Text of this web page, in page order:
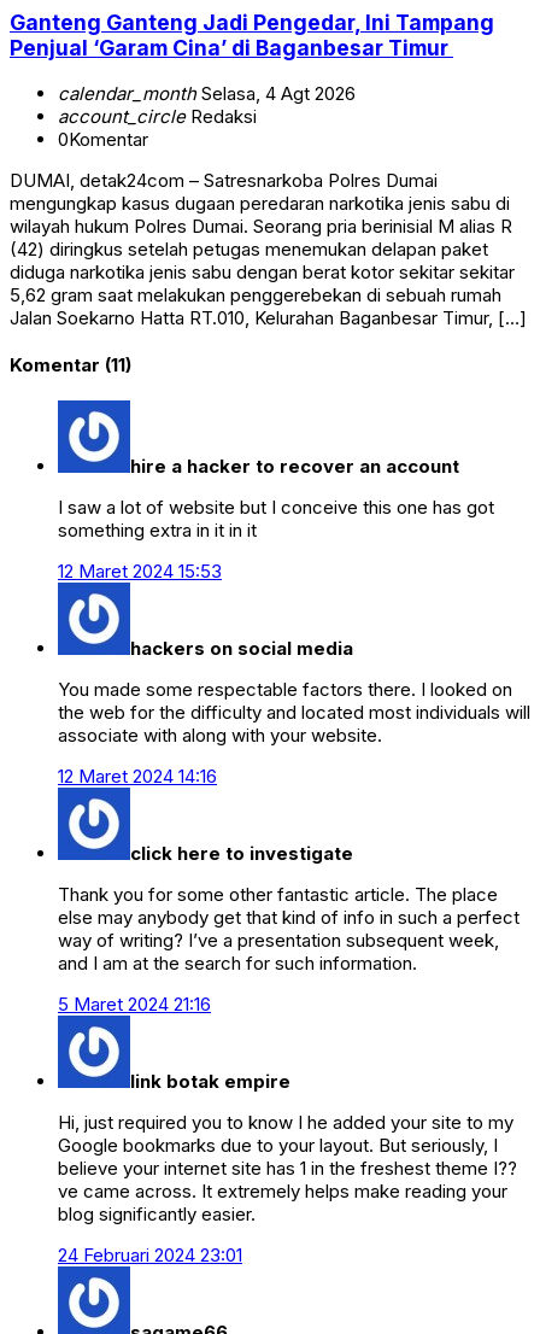
Ganteng Ganteng Jadi Pengedar, Ini Tampang
Penjual ‘Garam Cina’ di Baganbesar Timur
calendar_monthSelasa, 4 Agt 2026
account_circleRedaksi
0Komentar
DUMAI, detak24com – Satresnarkoba Polres Dumai
mengungkap kasus dugaan peredaran narkotika jenis sabu di
wilayah hukum Polres Dumai. Seorang pria berinisial M alias R
(42) diringkus setelah petugas menemukan delapan paket
diduga narkotika jenis sabu dengan berat kotor sekitar sekitar
5,62 gram saat melakukan penggerebekan di sebuah rumah
Jalan Soekarno Hatta RT.010, Kelurahan Baganbesar Timur, […]
Komentar (11)
hire a hacker to recover an account
I saw a lot of website but I conceive this one has got
something extra in it in it
12 Maret 2024 15:53
hackers on social media
You made some respectable factors there. I looked on
the web for the difficulty and located most individuals will
associate with along with your website.
12 Maret 2024 14:16
click here to investigate
Thank you for some other fantastic article. The place
else may anybody get that kind of info in such a perfect
way of writing? I’ve a presentation subsequent week,
and I am at the search for such information.
5 Maret 2024 21:16
link botak empire
Hi, just required you to know I he added your site to my
Google bookmarks due to your layout. But seriously, I
believe your internet site has 1 in the freshest theme I??
ve came across. It extremely helps make reading your
blog significantly easier.
24 Februari 2024 23:01